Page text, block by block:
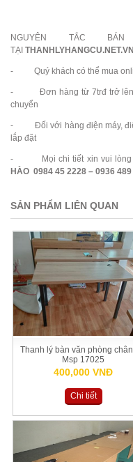
NGUYÊN TẮC
TẠI THANHLYHANGCU.NET.VN
- Quý khách có thể mua
- Đơn hàng từ 7trđ trở lên
chuyển
- Đối với hàng điện máy,
lắp đặt
- Mọi chi tiết xin vui lòng
HÀO 0984 45 2228 – 0936
SẢN PHẨM LIÊN QUAN
Thanh lý bàn văn phòng
Msp 17025
400,000 VNĐ
Chi tiết